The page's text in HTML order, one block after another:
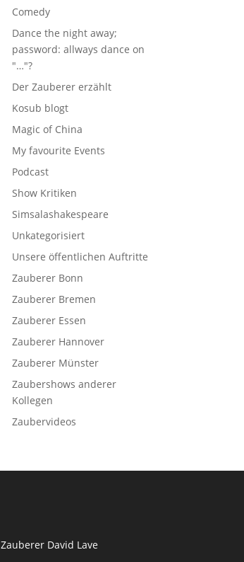
Comedy
Dance the night away;
password: allways dance on
"…"?
Der Zauberer erzählt
Kosub blogt
Magic of China
My favourite Events
Podcast
Show Kritiken
Simsalashakespeare
Unkategorisiert
Unsere öffentlichen Auftritte
Zauberer Bonn
Zauberer Bremen
Zauberer Essen
Zauberer Hannover
Zauberer Münster
Zaubershows anderer
Kollegen
Zaubervideos
Zauberer David Lave